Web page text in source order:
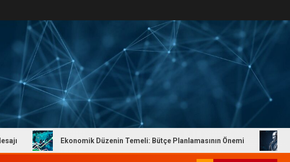
Ekonomik Düzenin Temeli: Bütçe Planlamasının Önemi Dr.